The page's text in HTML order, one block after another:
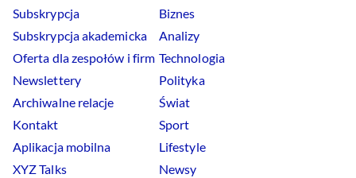
Subskrypcja
Subskrypcja akademicka
Oferta dla zespołów i firm
Newslettery
Archiwalne relacje
Kontakt
Aplikacja mobilna
XYZ Talks
Biznes
Analizy
Technologia
Polityka
Świat
Sport
Lifestyle
Newsy